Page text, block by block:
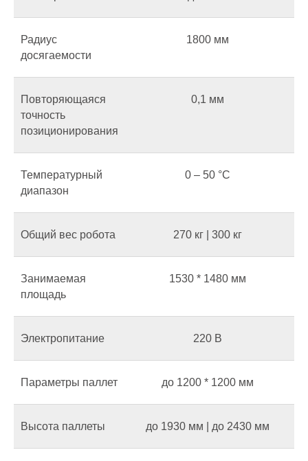
Радиус
досягаемости
1800 мм
Повторяющаяся
точность
позиционирования
0,1 мм
Температурный
диапазон
0 – 50 °C
Общий вес робота 270 кг | 300 кг
Занимаемая
площадь
1530 * 1480 мм
Электропитание 220 В
Параметры паллет до 1200 * 1200 мм
Высота паллеты до 1930 мм | до 2430 мм